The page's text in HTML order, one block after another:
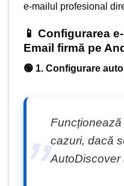
e-mailul profesional
📱 Configurarea
Email firmă pe
🟢 1. Configurare
cazuri, dacă
AutoDiscover